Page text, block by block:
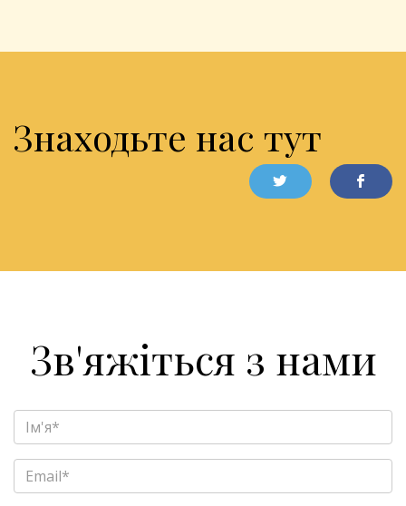
Знаходьте нас тут
Зв'яжіться з нами